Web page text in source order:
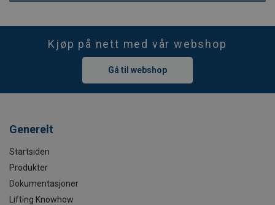
Kjøp på nett med vår webshop
Gå til webshop
Generelt
Startsiden
Produkter
Dokumentasjoner
Lifting Knowhow